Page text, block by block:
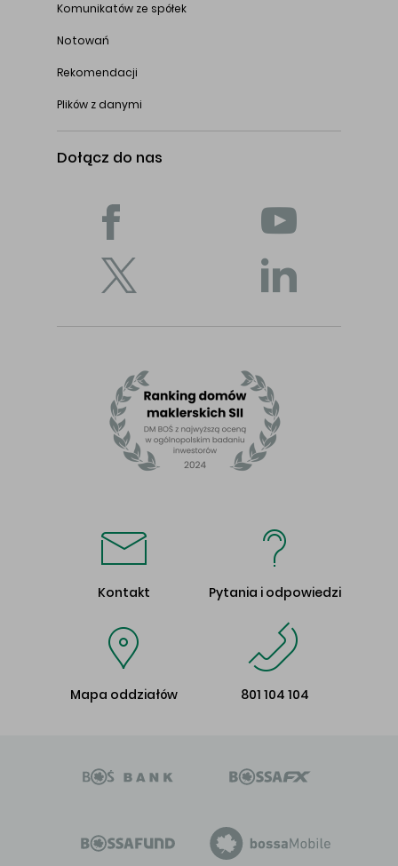
Komunikatów ze spółek
Notowań
Rekomendacji
Plików z danymi
Dołącz do nas
Kontakt Pytania i odpowiedzi
Mapa oddziałów 801 104 104